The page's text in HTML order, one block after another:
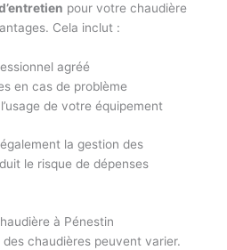
pour votre chaudière
Cela inclut :
agréé
en cas de problème
de votre équipement
la gestion des
le risque de dépenses
à Pénestin
chaudières peuvent varier.